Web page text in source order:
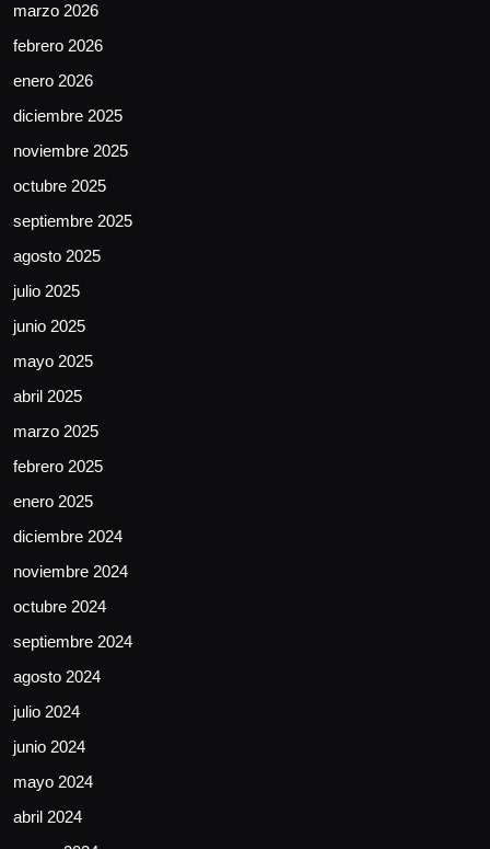
marzo 2026
febrero 2026
enero 2026
diciembre 2025
noviembre 2025
octubre 2025
septiembre 2025
agosto 2025
julio 2025
junio 2025
mayo 2025
abril 2025
marzo 2025
febrero 2025
enero 2025
diciembre 2024
noviembre 2024
octubre 2024
septiembre 2024
agosto 2024
julio 2024
junio 2024
mayo 2024
abril 2024